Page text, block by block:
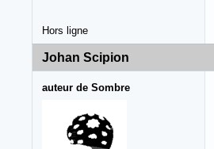
Hors ligne
Johan Scipion
auteur de Sombre